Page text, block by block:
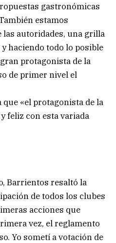
gastronómicas
estamos
las autoridades, una grilla
haciendo todo lo posible
protagonista de la
de primer nivel el
«el protagonista de la
feliz con esta variada
Barrientos resaltó la
de todos los clubes
acciones que
vez, el reglamento
Yo sometí a votación de